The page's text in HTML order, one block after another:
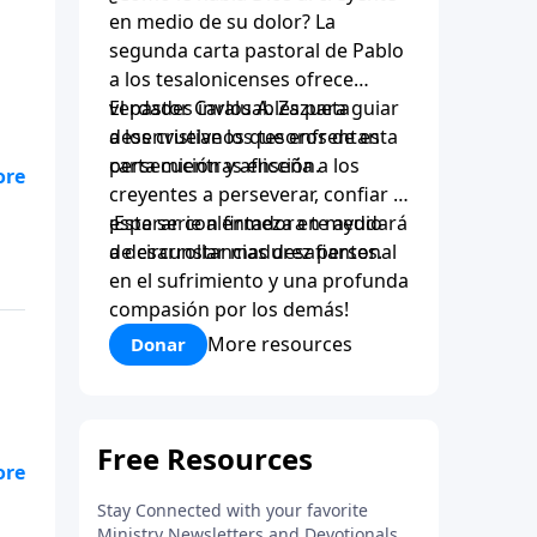
en medio de su dolor? La
segunda carta pastoral de Pablo
a los tesalonicenses ofrece
verdades invaluables para guiar
a los cristianos que enfrentan
persecución y aflicción.
El pastor Carlos A. Zazueta
desenvuelve los tesoros de esta
carta mientras enseña a los
creyentes a perseverar, confiar y
esperar con firmeza en medio
de circunstancias desafiantes.
¡Esta serie alentadora te ayudará
a desarrollar madurez personal
en el sufrimiento y una profunda
compasión por los demás!
Donar More resources